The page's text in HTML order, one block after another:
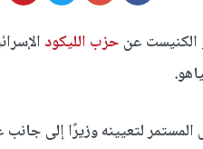
عن حزب الليكود
لتعيينه وزيرًا إلى